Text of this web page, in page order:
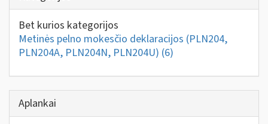
Bet kurios kategorijos
Metinės pelno mokesčio deklaracijos (PLN204,
PLN204A, PLN204N, PLN204U) (6)
Aplankai